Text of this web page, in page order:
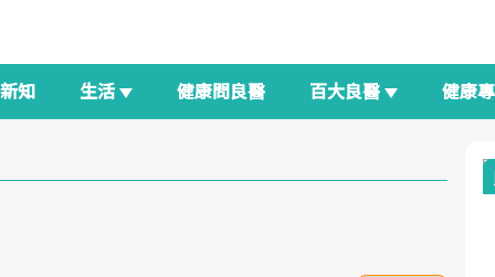
新知 生活 健康問良醫 百大良醫 健康
良醫生活祭